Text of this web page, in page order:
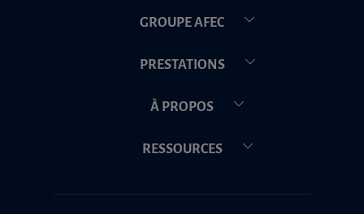
GROUPE AFEC
PRESTATIONS
À PROPOS
RESSOURCES